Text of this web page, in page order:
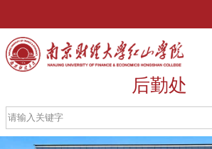
后勤处